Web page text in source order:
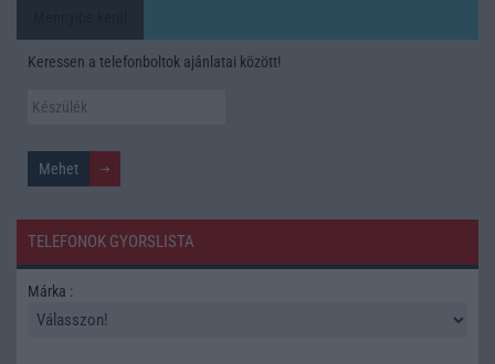
Keressen a telefonboltok ajánlatai között!
TELEFONOK GYORSLISTA
Márka :